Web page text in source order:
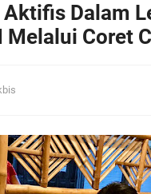
siap Digelar, Ajang Strategis
Dalam
Coret